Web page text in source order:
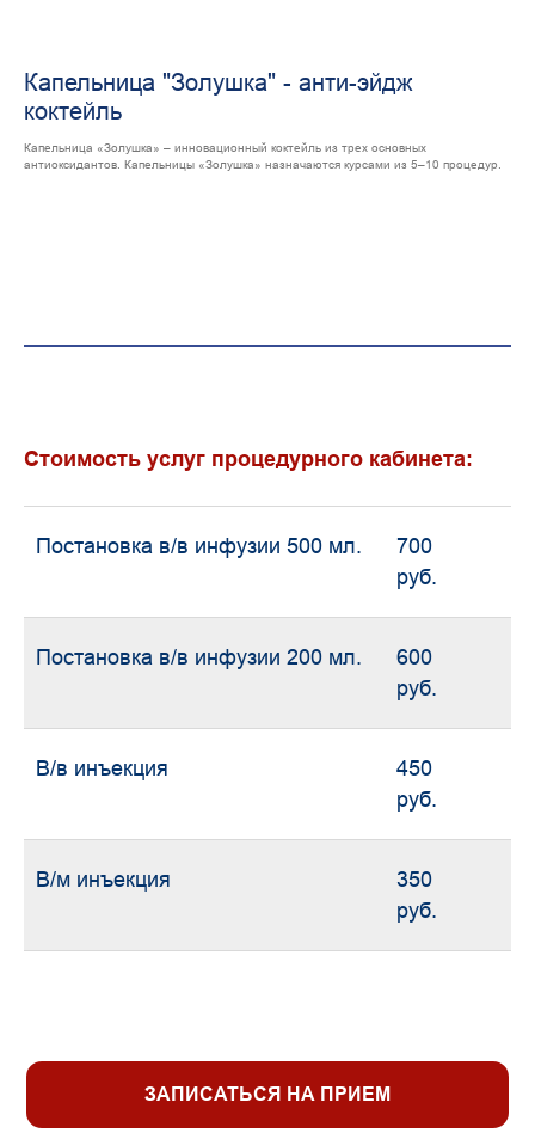
Капельница "Золушка" - анти-эйдж
коктейль
Капельница «Золушка» – инновационный коктейль из трех основных
антиоксидантов. Капельницы «Золушка» назначаются курсами из 5–10 процедур.
Стоимость услуг процедурного кабинета:
Постановка в/в инфузии 500 мл.
700
руб.
Постановка в/в инфузии 200 мл.
600
руб.
В/в инъекция
450
руб.
В/м инъекция
350
руб.
ЗАПИСАТЬСЯ НА ПРИЕМ